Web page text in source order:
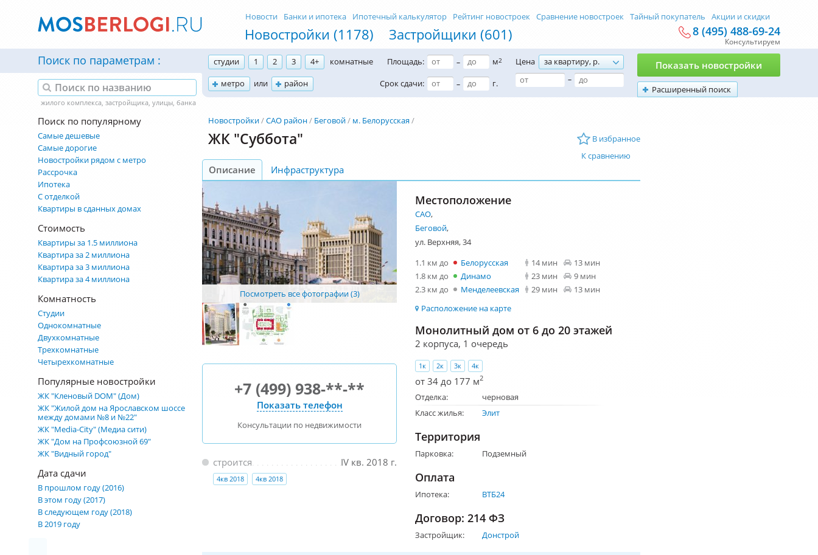
Новостройки (1178) Застройщики (601)
Новости Банки и ипотека Ипотечный калькулятор Рейтинг новостроек Сравнение новостроек Тайный покупатель Акции и скидки
8 (495) 488-69-24
Консультируем
Поиск по параметрам студии 1 2 3 4+
комнатные
метро
или район
Площадь: – м2
Срок сдачи: – г.
Цена
за квартиру, р.
–
Расширенный поиск
Показать новостройки
Поиск по популярному
Самые дешевые
Самые дорогие
Новостройки рядом с метро
Рассрочка
Ипотека
С отделкой
Квартиры в сданных домах
Стоимость
Квартиры за 1.5 миллиона
Квартира за 2 миллиона
Квартира за 3 миллиона
Квартира за 4 миллиона
Комнатность
Студии
Однокомнатные
Двухкомнатные
Трехкомнатные
Четырехкомнатные
Популярные новостройки
ЖК "Кленовый DOM" (Дом)
ЖК "Жилой дом на Ярославском шоссе
между домами №8 и №22"
ЖК "Media-City" (Медиа сити)
ЖК "Дом на Профсоюзной 69"
ЖК "Видный город"
Дата сдачи
В прошлом году (2016)
В этом году (2017)
В следующем году (2018)
В 2019 году
Новостройки САО район Беговой
м. Белорусская
В избранное
К сравнению
ЖК "Суббота"
Описание Инфраструктура
Посмотреть все фотографии (3)
+7 (499) 938-**-**
Показать телефон
Консультации по недвижимости
IV кв. 2018 г.
строится
4кв 2018 4кв 2018
Местоположение
САО,
Беговой,
ул. Верхняя, 34
1.1 км до
Белорусская 14 мин
13 мин
1.8 км до
Динамо 23 мин
9 мин
2.3 км до
Менделеевская 29 мин
13 мин
Расположение на карте
Монолитный дом от 6 до 20 этажей
2 корпуса, 1 очередь
1к 2к 3к 4к
от 34 до 177 м2
Отделка:
черновая
Класс жилья:
Элит
Территория
Парковка: Подземный
Оплата
Ипотека: ВТБ24
Договор: 214 ФЗ
Застройщик: Донстрой